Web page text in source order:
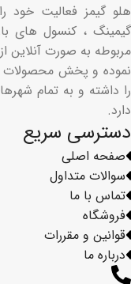
فروشگاه
قوانین و مقررات
درباره ما
دسترسی سریع
صفحه اصلی
سوالات متداول
تماس با ما
گیمینگ ، کنسول های
نموده و پخش محصولات
را داشته و به تمام
دارد.